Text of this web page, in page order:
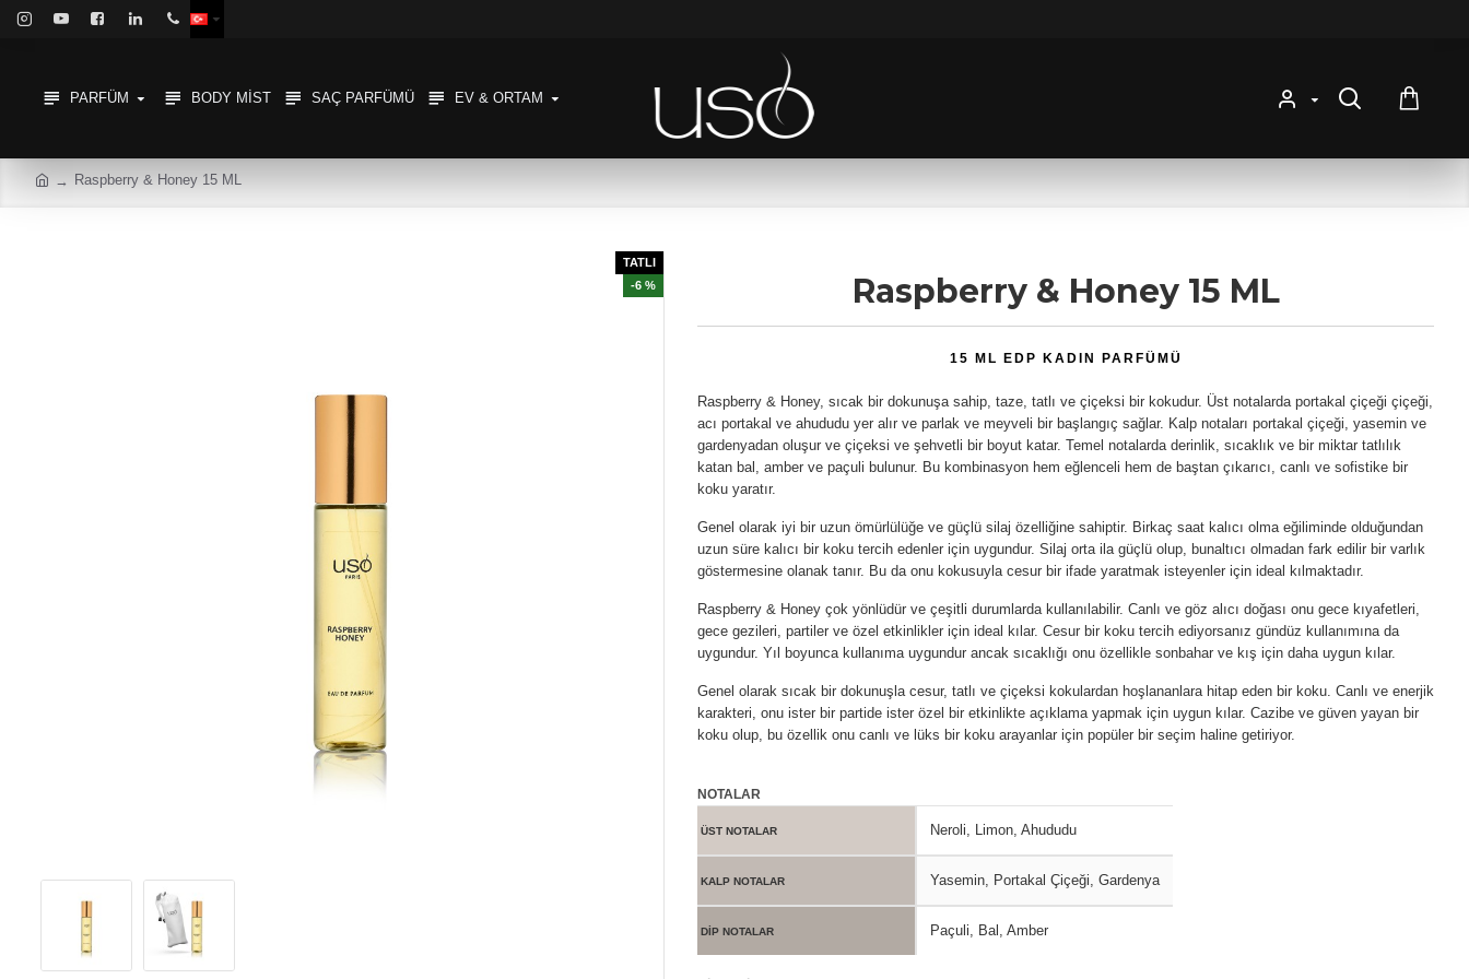
PARFÜM BODY MIST SAÇ PARFÜMÜ EV & ORTAM
Raspberry & Honey 15 ML
TATLI
-6 %
Raspberry & Honey 15 ML
Raspberry & Honey, sıcak bir dokunuşa sahip, taze, tatlı ve çiçeksi bir kokudur. Üst notalarda portakal çiçeği çiçeği,
acı portakal ve ahududu yer alır ve parlak ve meyveli bir başlangıç sağlar. Kalp notaları portakal çiçeği, yasemin ve
gardenyadan oluşur ve çiçeksi ve şehvetli bir boyut katar. Temel notalarda derinlik, sıcaklık ve bir miktar tatlılık
katan bal, amber ve paçuli bulunur. Bu kombinasyon hem eğlenceli hem de baştan çıkarıcı, canlı ve sofistike bir
koku yaratır.
Genel olarak iyi bir uzun ömürlülüğe ve güçlü silaj özelliğine sahiptir. Birkaç saat kalıcı olma eğiliminde olduğundan
uzun süre kalıcı bir koku tercih edenler için uygundur. Silaj orta ila güçlü olup, bunaltıcı olmadan fark edilir bir varlık
göstermesine olanak tanır. Bu da onu kokusuyla cesur bir ifade yaratmak isteyenler için ideal kılmaktadır.
Raspberry & Honey çok yönlüdür ve çeşitli durumlarda kullanılabilir. Canlı ve göz alıcı doğası onu gece kıyafetleri,
gece gezileri, partiler ve özel etkinlikler için ideal kılar. Cesur bir koku tercih ediyorsanız gündüz kullanımına da
uygundur. Yıl boyunca kullanıma uygundur ancak sıcaklığı onu özellikle sonbahar ve kış için daha uygun kılar.
Genel olarak sıcak bir dokunuşla cesur, tatlı ve çiçeksi kokulardan hoşlananlara hitap eden bir koku. Canlı ve enerjik
karakteri, onu ister bir partide ister özel bir etkinlikte açıklama yapmak için uygun kılar. Cazibe ve güven yayan bir
koku olup, bu özellik onu canlı ve lüks bir koku arayanlar için popüler bir seçim haline getiriyor.
NOTALAR
ÜST NOTALAR Neroli, Limon, Ahududu
KALP NOTALAR Yasemin, Portakal Çiçeği, Gardenya
DİP NOTALAR Paçuli, Bal, Amber
15 ML EDP KADIN PARFÜMÜ